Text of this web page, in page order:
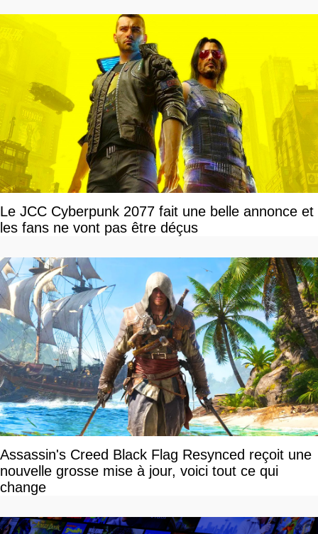
Le JCC Cyberpunk 2077 fait une belle annonce et
les fans ne vont pas être déçus
Assassin's Creed Black Flag Resynced reçoit une
nouvelle grosse mise à jour, voici tout ce qui
change